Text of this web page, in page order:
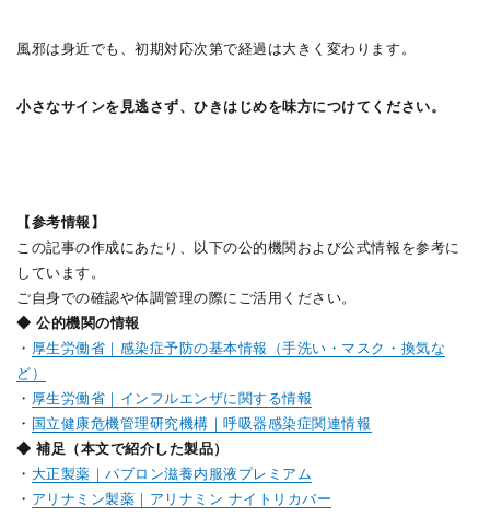
風邪は身近でも、初期対応次第で経過は大きく変わります。
小さなサインを見逃さず、ひきはじめを味方につけてください。
【参考情報】
この記事の作成にあたり、以下の公的機関および公式情報を参考に
しています。
ご自身での確認や体調管理の際にご活用ください。
◆ 公的機関の情報
・ 厚生労働省｜感染症予防の基本情報（手洗い・マスク・換気な
ど）
・ 厚生労働省｜インフルエンザに関する情報
・ 国立健康危機管理研究機構｜呼吸器感染症関連情報
◆ 補足（本文で紹介した製品）
・ 大正製薬｜パブロン滋養内服液プレミアム
・ アリナミン製薬｜アリナミン ナイトリカバー